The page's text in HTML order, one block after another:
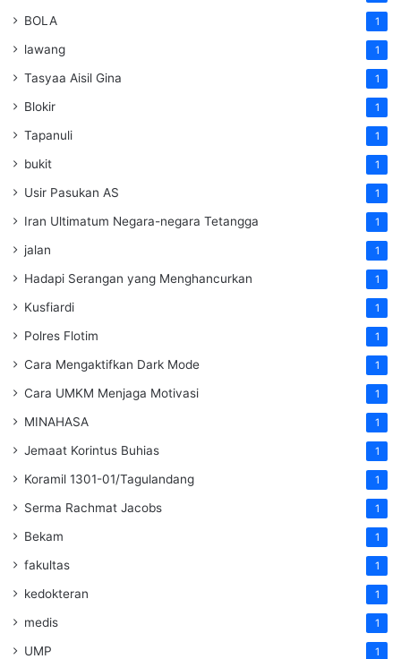
BOLA 1
lawang 1
Tasyaa Aisil Gina 1
Blokir 1
Tapanuli 1
bukit 1
Usir Pasukan AS 1
Iran Ultimatum Negara-negara Tetangga 1
jalan 1
Hadapi Serangan yang Menghancurkan 1
Kusfiardi 1
Polres Flotim 1
Cara Mengaktifkan Dark Mode 1
Cara UMKM Menjaga Motivasi 1
MINAHASA 1
Jemaat Korintus Buhias 1
Koramil 1301-01/Tagulandang 1
Serma Rachmat Jacobs 1
Bekam 1
fakultas 1
kedokteran 1
medis 1
UMP 1